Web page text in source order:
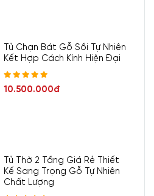
Tủ Chạn Bát Gỗ Sồi Tự Nhiên
Kết Hợp Cách Kính Hiện Đại
10.500.000đ
Tủ Thờ 2 Tầng Giá Rẻ Thiết
Kế Sang Trọng Gỗ Tự Nhiên
Chất Lượng